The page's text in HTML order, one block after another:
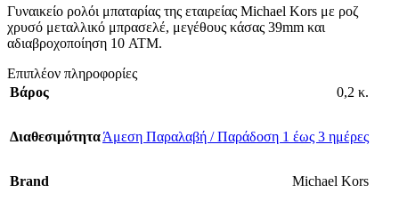
Γυναικείο ρολόι μπαταρίας της εταιρείας Michael Kors με ροζ
χρυσό μεταλλικό μπρασελέ, μεγέθους κάσας 39mm και
αδιαβροχοποίηση 10 ATM.
Επιπλέον πληροφορίες
Βάρος
0,2 κ.
ΔιαθεσιμότηταΆμεση Παραλαβή / Παράδοση 1 έως 3 ημέρες
Brand Michael Kors